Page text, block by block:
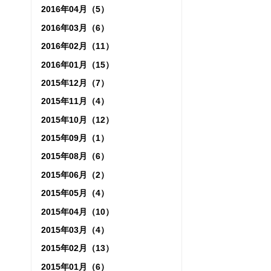
2016年04月（5）
2016年03月（6）
2016年02月（11）
2016年01月（15）
2015年12月（7）
2015年11月（4）
2015年10月（12）
2015年09月（1）
2015年08月（6）
2015年06月（2）
2015年05月（4）
2015年04月（10）
2015年03月（4）
2015年02月（13）
2015年01月（6）